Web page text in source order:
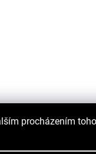
procházením